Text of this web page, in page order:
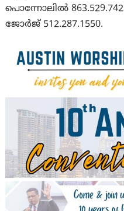
പൊന്നോലിൽ
ജോർജ് 512.287.1550.